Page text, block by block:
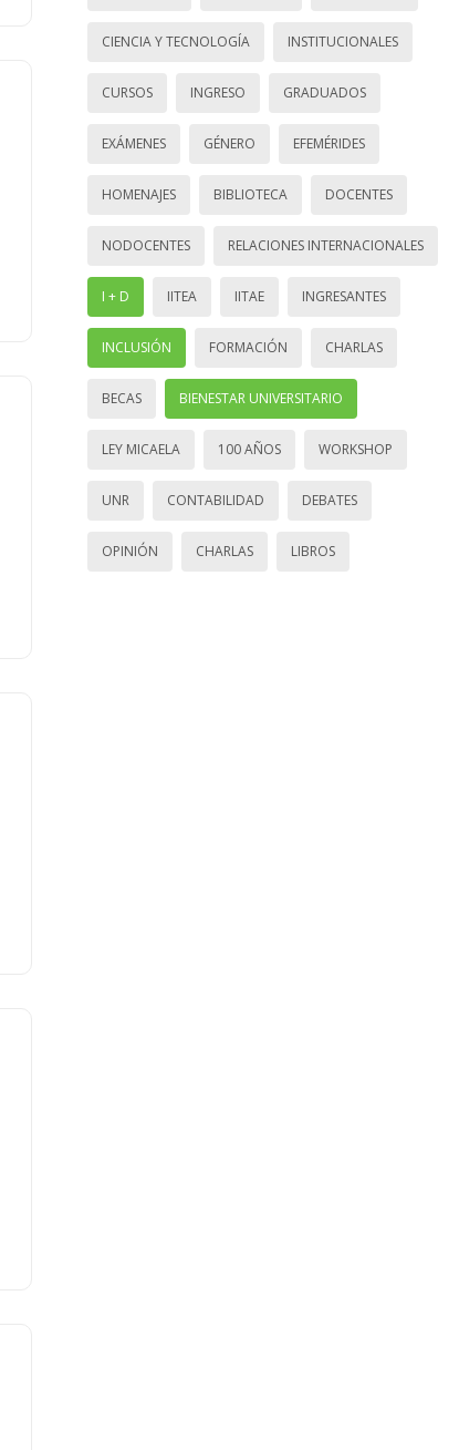
CIENCIA Y TECNOLOGÍA INSTITUCIONALES
CURSOS INGRESO GRADUADOS
EXÁMENES GÉNERO EFEMÉRIDES
HOMENAJES BIBLIOTECA DOCENTES
NODOCENTES RELACIONES INTERNACIONALES
I + D IITEA IITAE INGRESANTES
INCLUSIÓN FORMACIÓN CHARLAS
BECAS BIENESTAR UNIVERSITARIO
LEY MICAELA 100 AÑOS WORKSHOP
UNR CONTABILIDAD DEBATES
OPINIÓN CHARLAS LIBROS